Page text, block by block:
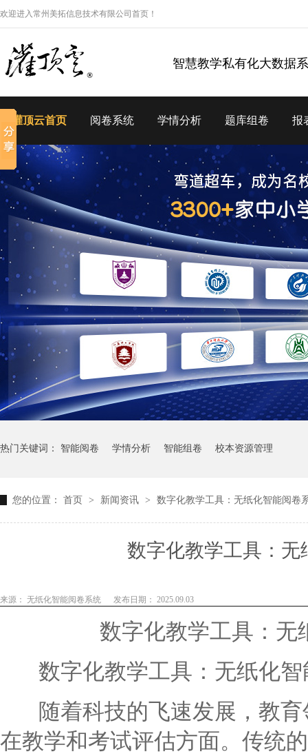
欢迎进入常州美拓信息技术有限公司首页！
智慧教学私有化大数据
灌顶云首页 阅卷系统 学情分析 题库组卷 报
热门关键词： 智能阅卷 学情分析 智能组卷 校本资源管理
您的位置： 首页 > 新闻资讯 > 数字化教学工具：无纸化智能阅卷
数字化教学工具：
来源： 无纸化智能阅卷系统 发布日期： 2025.09.03
数字化教学工具：无
数字化教学工具：无纸化智
随着科技的飞速发展，教育
在教学和考试评估方面。传统